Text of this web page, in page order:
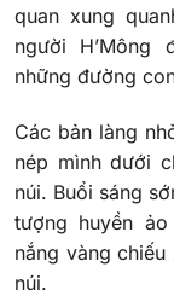
quan xung
người H’Mông
những đường
Các bản làng
nép mình dưới
núi. Buổi sáng
tượng huyền
nắng vàng
núi.